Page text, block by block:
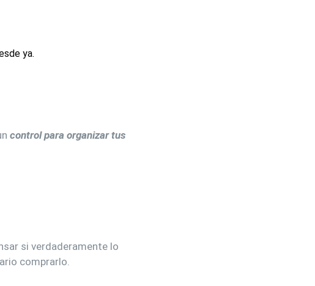
ya.
control para organizar tus
si verdaderamente lo
comprarlo.